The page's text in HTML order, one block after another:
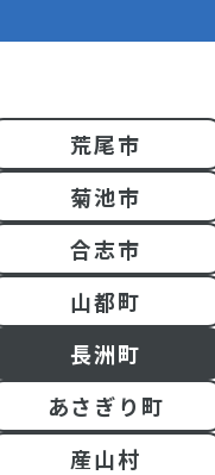
荒尾市
菊池市
合志市
山都町
長洲町
あさぎり町
産山村